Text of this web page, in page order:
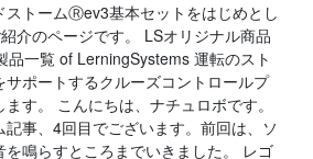
トームⓇev3基本セットをはじめとし
介のページです。 LSオリジナル商品
品一覧 of LerningSystems 運転のスト
サポートするクルーズコントロールプ
す。 こんにちは、ナチュロボです。
記事、4回目でございます。前回は、ソ
を鳴らすところまでいきました。 レゴ